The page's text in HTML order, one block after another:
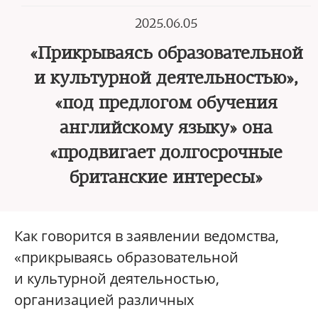
2025.06.05
«Прикрываясь образовательной
и культурной деятельностью»,
«под предлогом обучения
английскому языку» она
«продвигает долгосрочные
британские интересы»
Как говорится в заявлении ведомства,
«прикрываясь образовательной
и культурной деятельностью,
организацией различных